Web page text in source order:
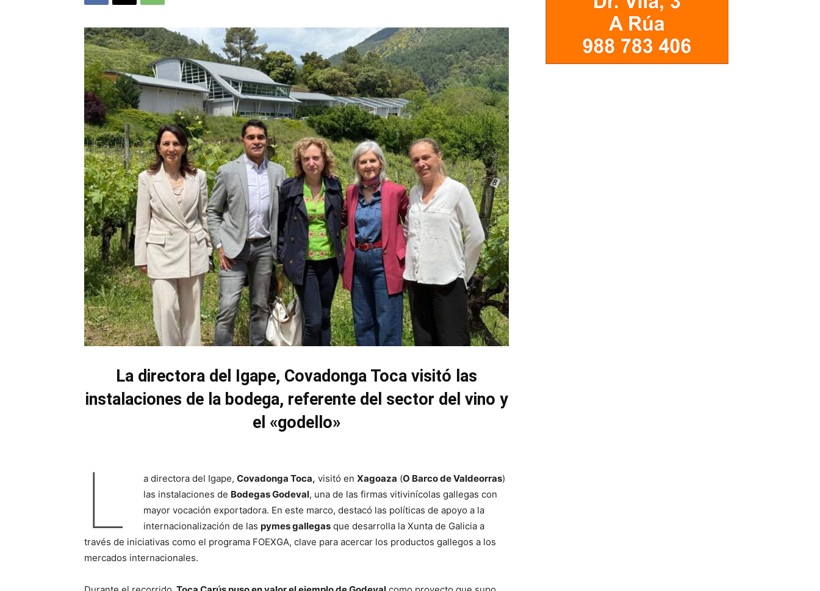
La directora del Igape, Covadonga Toca visitó las
instalaciones de la bodega, referente del sector del vino y
el «godello»
L a directora del Igape, Covadonga Toca, visitó en Xagoaza (O Barco de Valdeorras)
las instalaciones de Bodegas Godeval, una de las firmas vitivinícolas gallegas con
mayor vocación exportadora. En este marco, destacó las políticas de apoyo a la
internacionalización de las pymes gallegasque desarrolla la Xunta de Galicia a
través de iniciativas como el programa FOEXGA, clave para acercar los productos gallegos a los
mercados internacionales.